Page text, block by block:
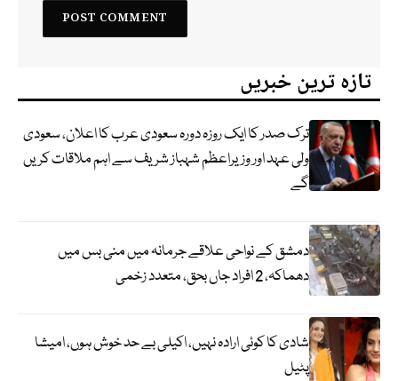
تازہ ترین خبریں
ترک صدر کا ایک روزہ دورہ سعودی عرب کا اعلان، سعودی
ولی عہد اور وزیراعظم شہباز شریف سے اہم ملاقات کریں
گے
دمشق کے نواحی علاقے جرمانہ میں منی بس میں
دھماکہ، 2 افراد جاں بحق، متعدد زخمی
شادی کا کوئی ارادہ نہیں، اکیلی بے حد خوش ہوں، امیشا
پٹیل